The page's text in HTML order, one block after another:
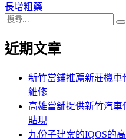
導
覽
章:
長增粗藥
搜
關
近期文章
新竹當鋪推薦新莊機車
維修
高雄當舖提供新竹汽
貼現
九份子建案的IQOS的